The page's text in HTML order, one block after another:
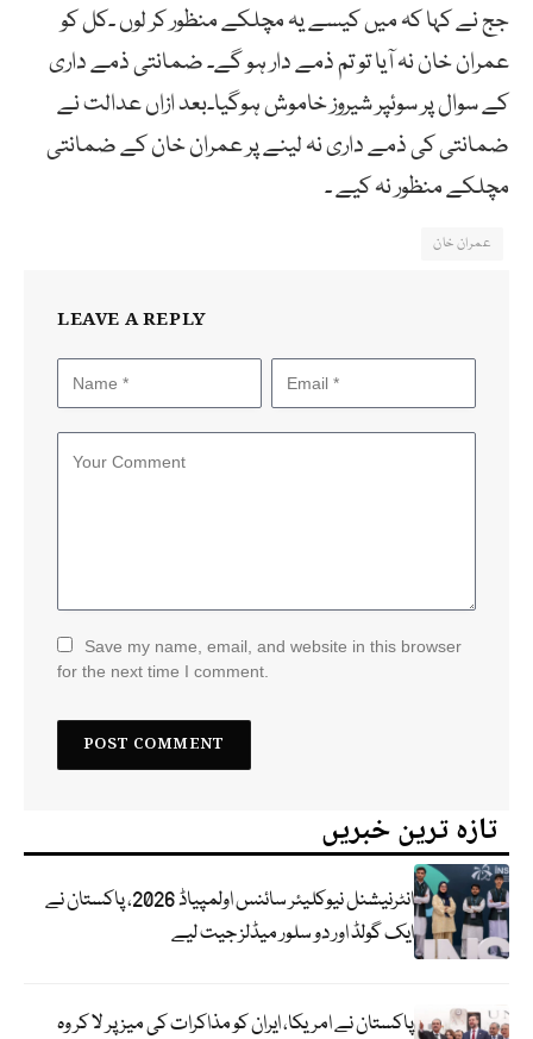
جج نے کہا کہ میں کیسے یہ مچلکے منظور کر لوں ۔کل کو
عمران خان نہ آیا تو تم ذمے دار ہو گے۔ ضمانتی ذمے داری
کے سوال پر سوئپر شیروز خاموش ہوگیا۔بعد ازاں عدالت نے
ضمانتی کی ذمے داری نہ لینے پر عمران خان کے ضمانتی
مچلکے منظور نہ کیے ۔
عمران خان
LEAVE A REPLY
Save my name, email, and website in this browser
for the next time I comment.
تازہ ترین خبریں
انٹرنیشنل نیوکلیئر سائنس اولمپیاڈ 2026، پاکستان نے
ایک گولڈ اور دو سلور میڈلز جیت لیے
پاکستان نے امریکا، ایران کو مذاکرات کی میز پر لا کر وہ